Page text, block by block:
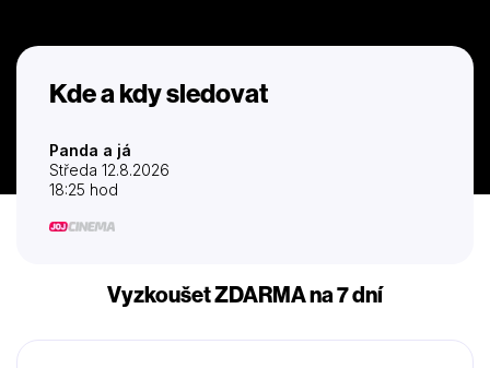
Kde a kdy sledovat
Panda a já
Středa 12.8.2026
18:25 hod
Vyzkoušet ZDARMA na 7 dní